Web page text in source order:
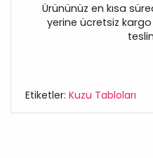
Ürününüz en kısa
yerine ücretsiz kargo
Etiketler: Kuzu Tabloları